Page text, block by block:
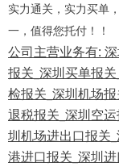
实力通关，实力买单
一，值得您托付！！
公司主营业务有:
报关_深圳买单报
检报关_深圳机场
退税报关_深圳空
圳机场进出口报关
港进口报关_深圳进